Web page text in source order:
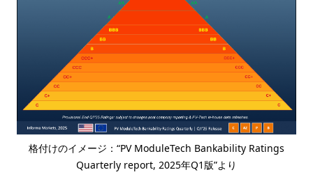
格付けのイメージ：“PV ModuleTech Bankability Ratings
Quarterly report, 2025年Q1版”より